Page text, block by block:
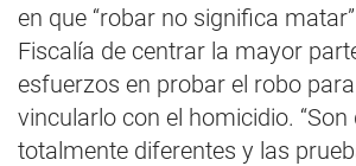
en que “robar no significa
Fiscalía de centrar la mayor
esfuerzos en probar el robo
vincularlo con el homicidio.
totalmente diferentes y las